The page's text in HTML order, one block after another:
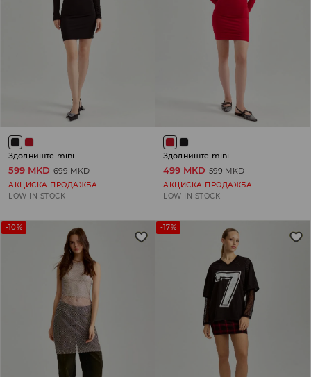
Здолниште mini
599 MKD 699 MKD
АКЦИСКА ПРОДАЖБА
LOW IN STOCK
Здолниште mini
499 MKD 599 MKD
АКЦИСКА ПРОДАЖБА
LOW IN STOCK
-10% -17%